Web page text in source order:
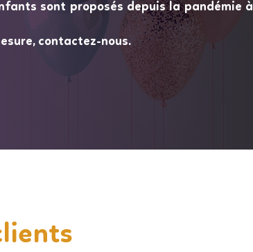
sont proposés depuis la pandémie à
contactez-nous.